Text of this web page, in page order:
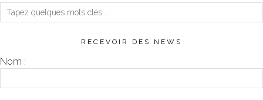
RECEVOIR DES NEWS
Nom :